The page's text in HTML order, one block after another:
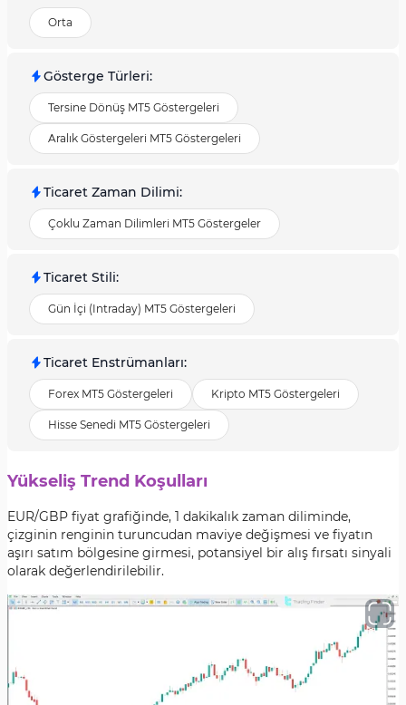
Orta
Gösterge Türleri:
Tersine Dönüş MT5 Göstergeleri
Aralık Göstergeleri MT5 Göstergeleri
Ticaret Zaman Dilimi:
Çoklu Zaman Dilimleri MT5 Göstergeler
Ticaret Stili:
Gün İçi (Intraday) MT5 Göstergeleri
Ticaret Enstrümanları:
Forex MT5 Göstergeleri Kripto MT5 Göstergeleri
Hisse Senedi MT5 Göstergeleri
Yükseliş Trend Koşulları
EUR/GBP fiyat grafiğinde, 1 dakikalık zaman diliminde,
çizginin renginin turuncudan maviye değişmesi ve fiyatın
aşırı satım bölgesine girmesi, potansiyel bir alış fırsatı sinyali
olarak değerlendirilebilir.